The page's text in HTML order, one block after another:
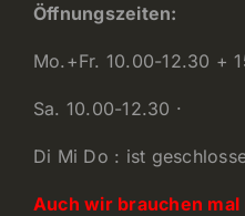
Öffnungszeiten:
Mo.+Fr. 10.00-12.30 +
Sa. 10.00-12.30 ·
Di Mi Do : ist
Auch wir brauchen mal